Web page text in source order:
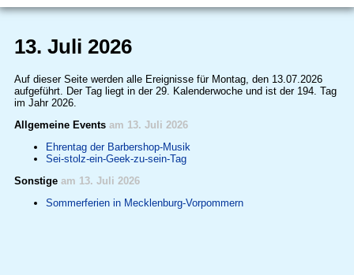
13. Juli 2026
Auf dieser Seite werden alle Ereignisse für Montag, den 13.07.2026
aufgeführt. Der Tag liegt in der 29. Kalenderwoche und ist der 194. Tag
im Jahr 2026.
Allgemeine Events am 13. Juli 2026
Ehrentag der Barbershop-Musik
Sei-stolz-ein-Geek-zu-sein-Tag
Sonstige am 13. Juli 2026
Sommerferien in Mecklenburg-Vorpommern